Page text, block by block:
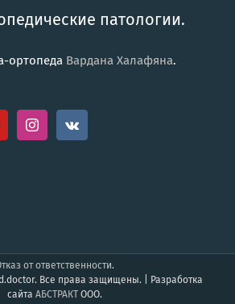
патологии.
ортопеда Вардана Халафяна.
от ответственности.
Все права защищены. | Разработка
сайта АБСТРАКТ ООО.